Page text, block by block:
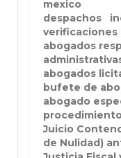
mexico
despachos
verificaciones
abogados
abogados
bufete de
abogado
Juicio
de Nulidad)